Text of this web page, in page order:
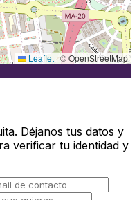
Leaflet |© OpenStreetMap
Déjanos tus datos y
verificar tu identidad y